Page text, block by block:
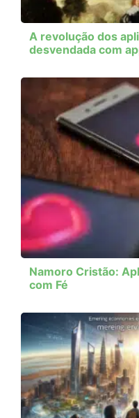
A revolução dos
desvendada com
Namoro Cristão:
com Fé